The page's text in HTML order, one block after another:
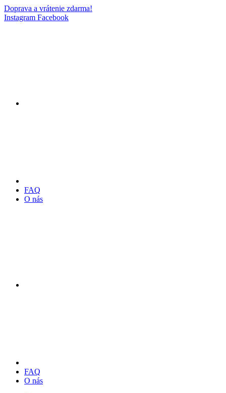
Doprava a vrátenie zdarma!
Instagram Facebook
FAQ
O nás
FAQ
O nás